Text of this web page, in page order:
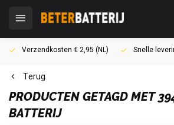
Verzendkosten € 2,95 (NL) Snelle
Terug
PRODUCTEN GETAGD MET
BATTERIJ